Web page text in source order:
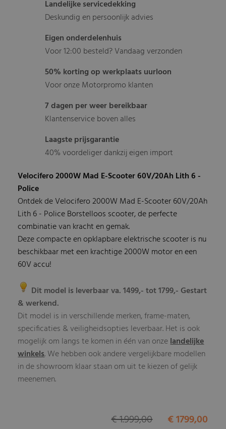
Landelijke servicedekking
Deskundig en persoonlijk advies
Eigen onderdelenhuis
Voor 12:00 besteld? Vandaag verzonden
50% korting op werkplaats uurloon
Voor onze Motorpromo klanten
7 dagen per weer bereikbaar
Klantenservice boven alles
Laagste prijsgarantie
40% voordeliger dankzij eigen import
Velocifero 2000W Mad E-Scooter 60V/20Ah Lith 6 -
Police
Ontdek de Velocifero 2000W Mad E-Scooter 60V/20Ah
Lith 6 - Police Borstelloos scooter, de perfecte
combinatie van kracht en gemak.
Deze compacte en opklapbare elektrische scooter is nu
beschikbaar met een krachtige 2000W motor en een
60V accu!
Dit model is leverbaar va. 1499,- tot 1799,- Gestart
& werkend.
Dit model is in verschillende merken, frame-maten,
specificaties & veiligheidsopties leverbaar. Het is ook
mogelijk om langs te komen in één van onzelandelijke
winkels. We hebben ook andere vergelijkbare modellen
in de showroom klaar staan om uit te kiezen of gelijk
meenemen.
€ 1799,00
€ 1.999,00